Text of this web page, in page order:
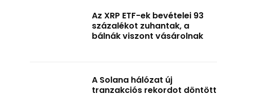
Az XRP ETF-ek bevételei 93
százalékot zuhantak, a
bálnák viszont vásárolnak
A Solana hálózat új
tranzakciós rekordot döntött